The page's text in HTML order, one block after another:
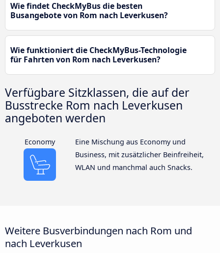
Wie findet CheckMyBus die besten
Busangebote von Rom nach Leverkusen?
Wie funktioniert die CheckMyBus-Technologie
für Fahrten von Rom nach Leverkusen?
Verfügbare Sitzklassen, die auf der
Busstrecke Rom nach Leverkusen
angeboten werden
Economy
Eine Mischung aus Economy und
Business, mit zusätzlicher Beinfreiheit,
WLAN und manchmal auch Snacks.
Weitere Busverbindungen nach Rom und
nach Leverkusen